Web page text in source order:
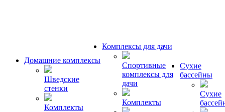
Домашние комплексы
Шведские
стенки
Комплекты
Комплексы для дачи
Спортивные
комплексы для
дачи
Комплекты
Сухие
бассейны
Сухие